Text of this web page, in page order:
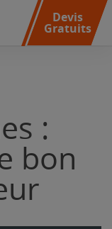
Devis
Gratuits
:
bon